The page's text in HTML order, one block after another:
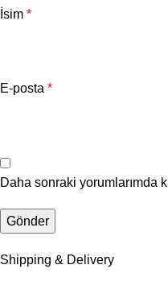
İsim *
E-posta *
Daha sonraki yorumlarımda
Shipping & Delivery